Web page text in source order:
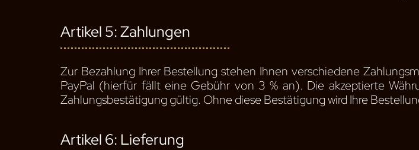
Artikel 5: Zahlungen
Zur Bezahlung Ihrer Bestellung stehen Ihnen verschiedene
PayPal (hierfür fällt eine Gebühr von 3 % an). Die akzeptierte
Zahlungsbestätigung gültig. Ohne diese Bestätigung wird Ihre
Artikel 6: Lieferung